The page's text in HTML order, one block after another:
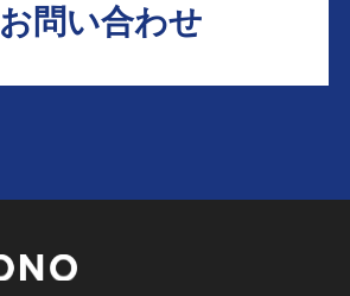
お問い合わせ